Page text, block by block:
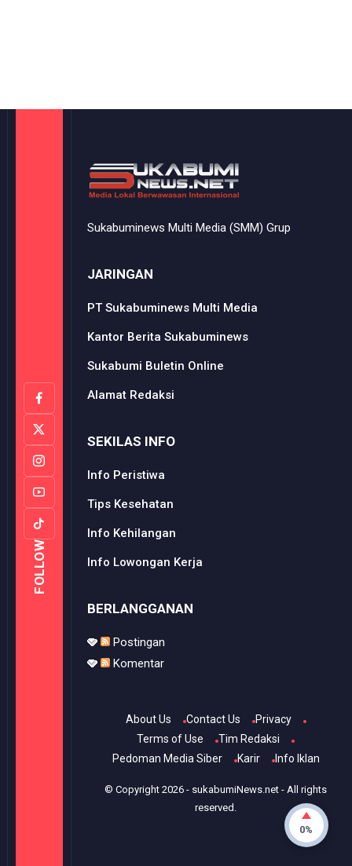
FOLLOW
Sukabuminews Multi Media (SMM) Grup
JARINGAN
PT Sukabuminews Multi Media
Kantor Berita Sukabuminews
Sukabumi Buletin Online
Alamat Redaksi
SEKILAS INFO
Info Peristiwa
Tips Kesehatan
Info Kehilangan
Info Lowongan Kerja
BERLANGGANAN
Postingan
Komentar
About Us Contact Us
Privacy
Terms of Use
Tim Redaksi
Pedoman Media Siber
Karir Info Iklan
© Copyright2026 - sukabumiNews.net - All rights
reserved.
0%